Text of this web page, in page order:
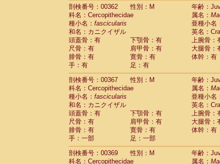
剖検番号：00362
性別：M
年齢：
科名：Cercopithecidae
属名：
種小名： fascicularis
亜種小名
和名：カニクイザル
英名：
頭蓋骨：有
下顎骨：有
上腕骨：
尺骨：有
肩甲骨：有
大腿骨：
腓骨：有
寛骨：有
体幹：有
手：有
足：有
剖検番号：00367
性別：M
年齢：
科名：Cercopithecidae
属名：
種小名： fascicularis
亜種小名
和名：カニクイザル
英名：
頭蓋骨：有
下顎骨：有
上腕骨：
尺骨：有
肩甲骨：有
大腿骨：
腓骨：有
寛骨：有
体幹：有
手：一部
足：一部
剖検番号：00369
性別：M
年齢：
科名：Cercopithecidae
属名：